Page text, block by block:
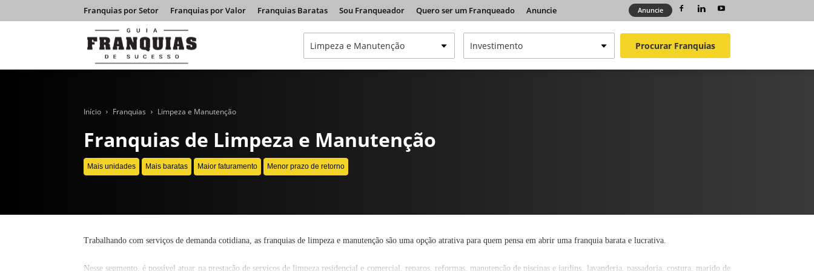
Franquias por Setor Franquias por Valor Franquias Baratas Sou Franqueador Quero ser um Franqueado Anuncie Anuncie
de
Procurar Franquias
Início Franquias Limpeza e Manutenção
Franquias de Limpeza e Manutenção
Mais unidades Mais baratas Maior faturamento Menor prazo de retorno
Trabalhando com serviços de demanda cotidiana, as franquias de limpeza e manutenção são uma opção atrativa para quem pensa em abrir uma franquia barata e lucrativa.
Nesse segmento, é possível atuar na prestação de serviços de limpeza residencial e comercial, reparos, reformas, manutenção de piscinas e jardins, lavanderia, passadoria, costura, marido de